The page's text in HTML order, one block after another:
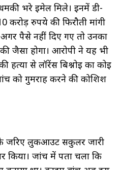
भरे ईमेल मिले। इनमें डी-
करोड़ रुपये की फिरौती मांगी
पैसे नहीं दिए गए तो उनका
जैसा होगा। आरोपी ने यह भी
हत्या से लॉरेंस बिश्नोई का कोई
को गुमराह करने की कोशिश
जरिए लुकआउट सर्कुलर जारी
किया। जांच में पता चला कि